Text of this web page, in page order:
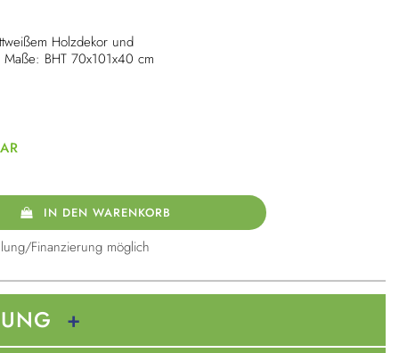
Holzdekor und
BHT 70x101x40 cm
IN DEN WARENKORB
Finanzierung möglich